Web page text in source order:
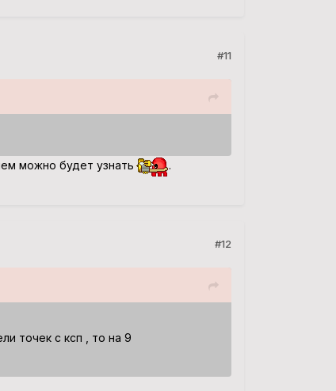
#11
можно будет узнать .
#12
точек с ксп , то на 9